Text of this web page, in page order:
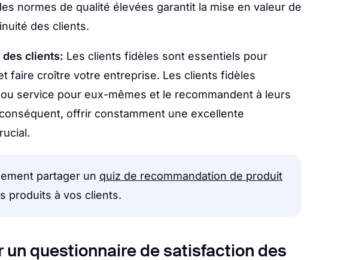
normes de qualité élevées garantit la mise en valeur de
des clients.
clients: Les clients fidèles sont essentiels pour
faire croître votre entreprise. Les clients fidèles
service pour eux-mêmes et le recommandent à leurs
offrir constamment une excellente
partager un quiz de recommandation de produit
produits à vos clients.
un questionnaire de satisfaction des